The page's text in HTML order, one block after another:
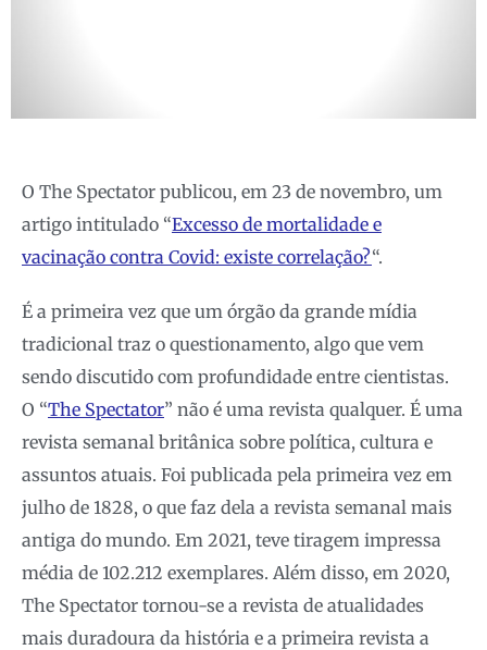
O The Spectator publicou, em 23 de novembro, um
artigo intitulado “Excesso de mortalidade e
vacinação contra Covid: existe correlação?“.
É a primeira vez que um órgão da grande mídia
tradicional traz o questionamento, algo que vem
sendo discutido com profundidade entre cientistas.
O “The Spectator” não é uma revista qualquer. É uma
revista semanal britânica sobre política, cultura e
assuntos atuais. Foi publicada pela primeira vez em
julho de 1828, o que faz dela a revista semanal mais
antiga do mundo. Em 2021, teve tiragem impressa
média de 102.212 exemplares. Além disso, em 2020,
The Spectator tornou-se a revista de atualidades
mais duradoura da história e a primeira revista a